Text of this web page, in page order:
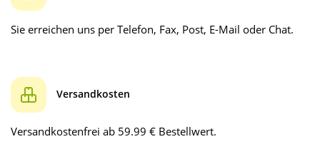
Sie erreichen uns per Telefon, Fax, Post, E-Mail oder Chat.
Versandkosten
Versandkostenfrei ab 59.99 € Bestellwert.